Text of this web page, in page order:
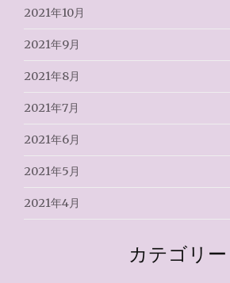
2021年10月
2021年9月
2021年8月
2021年7月
2021年6月
2021年5月
2021年4月
カテゴリー